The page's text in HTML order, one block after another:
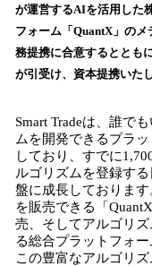
で
す
が運営するAIを活用した
フォーム「QuantX」の
務提携に合意するととも
が引受け、資本提携いた
Smart Tradeは、誰で
ムを開発できるプラ
しており、すでに
ルゴリズムを登録す
盤に成長しておりま
を販売できる「
売、そしてアルゴリ
る総合プラットフォー
この豊富なアルゴリ